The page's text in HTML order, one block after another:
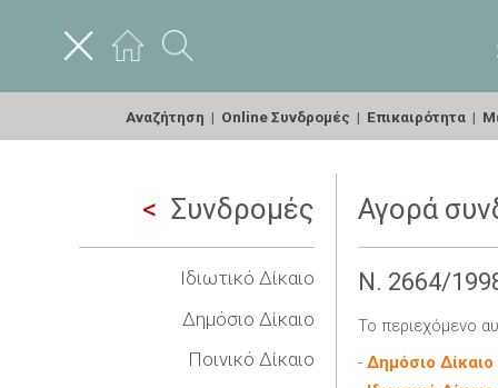
Αναζήτηση | Online Συνδρομές | Επικαιρότητα |
Συνδρομές
Ιδιωτικό Δίκαιο
Δημόσιο Δίκαιο
Ποινικό Δίκαιο
Αγορά
Ν. 2664/
Το περιεχόμενο
- Δημόσιο Δίκαιο